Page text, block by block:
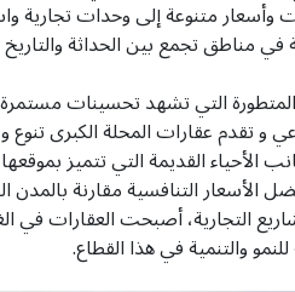
وأسعار متنوعة إلى وحدات تجارية
مناطق تجمع بين الحداثة والتاريخ
المتطورة التي تشهد تحسينات
و تقدم عقارات المحلة الكبرى تنوع
الأحياء القديمة التي تتميز
التنافسية مقارنة بالمدن
التجارية، أصبحت العقارات في
والتنمية في هذا القطاع.